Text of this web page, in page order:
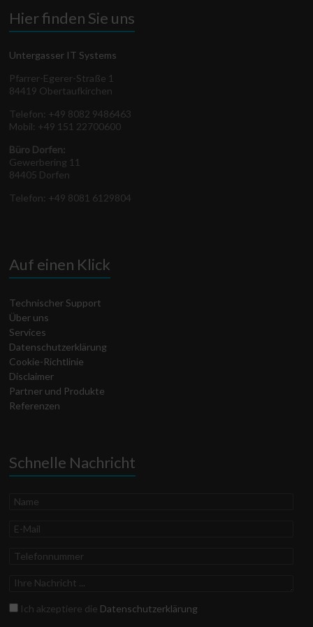
Hier finden Sie uns
Untergasser IT Systems
Pfarrer-Egerer-Straße 1
84419 Obertaufkirchen
Telefon: +49 8082 9486463
Mobil: +49 151 22700600
Büro Dorfen:
Gewerbering 11
84405 Dorfen
Telefon: +49 8081 6129804
Auf einen Klick
Technischer Support
Über uns
Services
Datenschutz­erklärung
Cookie-Richtlinie
Disclaimer
Partner und Produkte
Referenzen
Schnelle Nachricht
Name
E-
Telefonnummer
Ihre
Datenschutz
Ich akzeptiere die Datenschutzerklärung